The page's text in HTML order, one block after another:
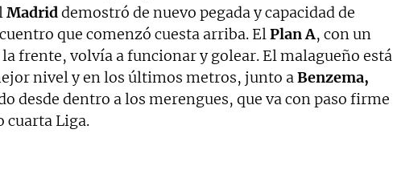
Madriddemostró de nuevo pegada y capacidad de
que comenzó cuesta arriba. ElPlan A, con un
la frente, volvía a funcionar y golear. El malagueño está
nivel y en los últimos metros, junto aBenzema,
desde dentro a los merengues, que va con paso firme
cuarta Liga.